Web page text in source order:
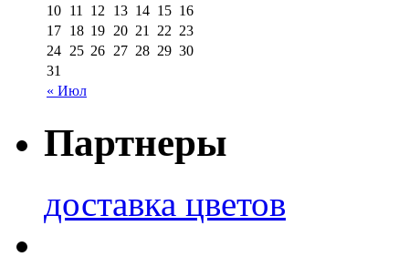
« Июл
10 11 12 13 14 15 16
17 18 19 20 21 22 23
24 25 26 27 28 29 30
31
Партнеры
доставка цветов